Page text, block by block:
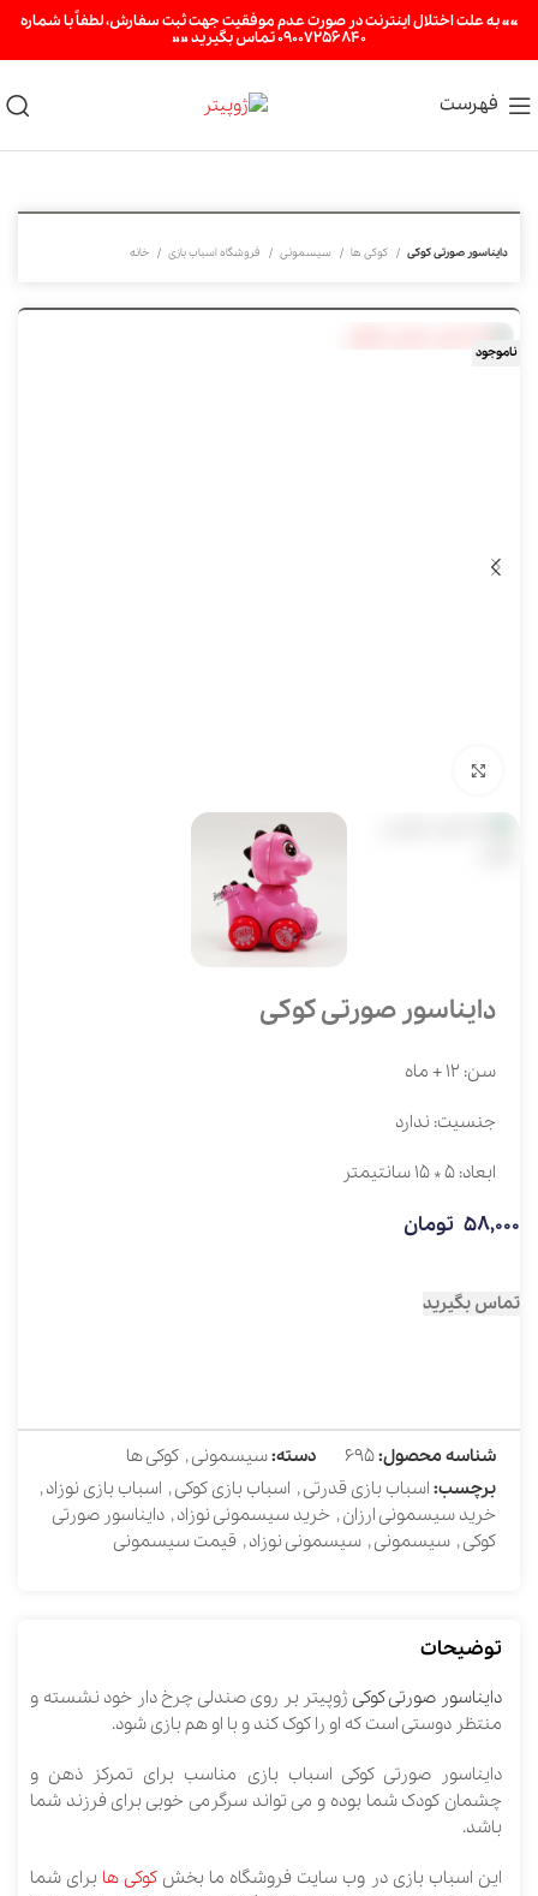
«« به علت اختلال اینترنت در صورت عدم موفقیت جهت ثبت سفارش، لطفاً با شماره
09007256840 تماس بگیرید »»
فهرست
دایناسور صورتی کوکی
ناموجود
دایناسور صورتی کوکی
سن: 12 + ماه
جنسیت: ندارد
ابعاد: 5 * 15 سانتیمتر
58,000 تومان
تماس بگیرید
شناسه محصول:695 دسته:سیسمونی, کوکی ها
برچسب: اسباب بازی قدرتی, اسباب بازی کوکی, اسباب بازی نوزاد,
خرید سیسمونی ارزان, خرید سیسمونی نوزاد, دایناسور صورتی
کوکی, سیسمونی, سیسمونی نوزاد, قیمت سیسمونی
توضیحات
دایناسور صورتی کوکیژوپیتر بر روی صندلی چرخ دار خود نشسته و
منتظر دوستی است که او را کوک کند و با او هم بازی شود.
دایناسور صورتی کوکی اسباب بازی مناسب برای تمرکز ذهن و
چشمان کودک شما بوده و می تواند سرگرمی خوبی برای فرزند شما
باشد.
این اسباب بازی در وب سایت فروشگاه ما بخشکوکی ها برای شما